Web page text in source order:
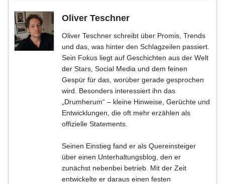
Oliver Teschner
Oliver Teschner schreibt über Promis, Trends
und das, was hinter den Schlagzeilen passiert.
Sein Fokus liegt auf Geschichten aus der Welt
der Stars, Social Media und dem feinen
Gespür für das, worüber gerade gesprochen
wird. Besonders interessiert ihn das
„Drumherum“ – kleine Hinweise, Gerüchte und
Entwicklungen, die oft mehr erzählen als
offizielle Statements.
Seinen Einstieg fand er als Quereinsteiger
über einen Unterhaltungsblog, den er
zunächst nebenbei betrieb. Mit der Zeit
entwickelte er daraus einen festen